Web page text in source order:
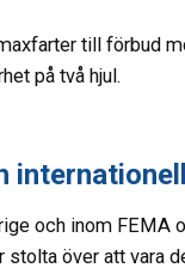
till förbud
på två hjul.
och inom
stolta över att vara